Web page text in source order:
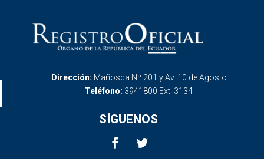
Dirección: Mañosca Nº 201 y Av. 10 de Agosto
Teléfono: 3941800 Ext. 3134
SÍGUENOS